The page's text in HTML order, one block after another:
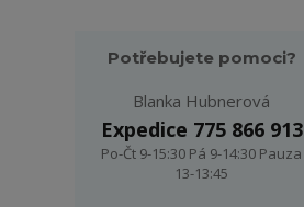
Potřebujete pomoci?
Blanka Hubnerová
Expedice 775 866 913
Po-Čt 9-15:30 Pá 9-14:30 Pauza
13-13:45